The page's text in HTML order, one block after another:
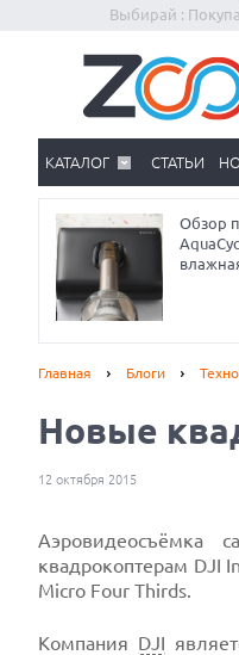
Выбирай :
КАТАЛОГ СТАТЬИ
Обзор
Главная Блоги
Новые
12 октября 2015
Аэровидеосъёмка
квадрокоптерам DJI
Micro Four Thirds.
Компания DJI